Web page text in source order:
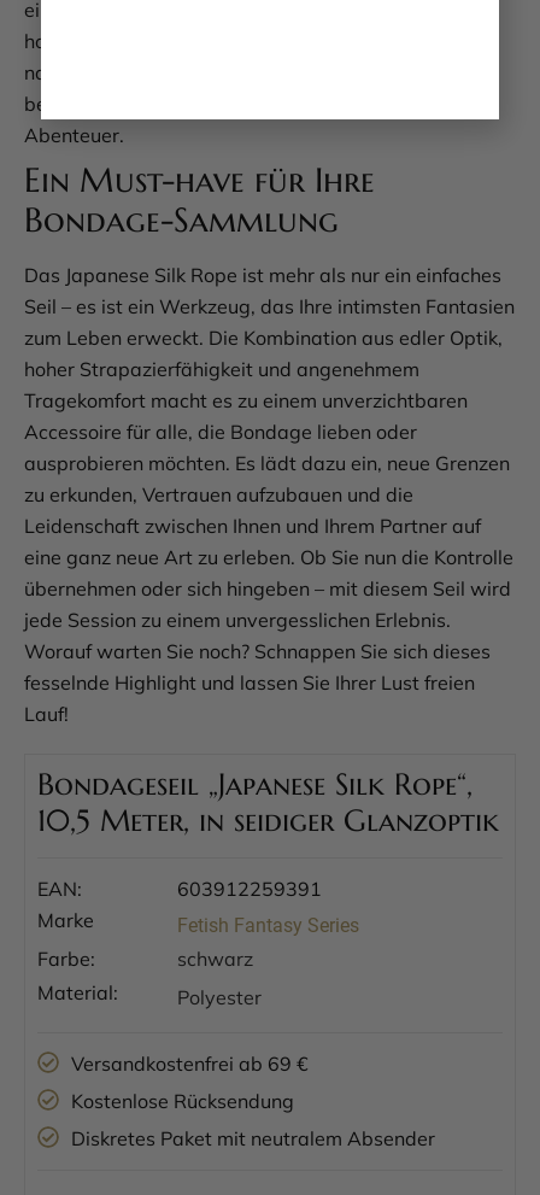
einsatzbereit für die nächste heiße Runde. Die
hochwertige Verarbeitung sorgt dafür, dass es auch
nach häufigem Gebrauch seine Form und Qualität
behält – ein treuer Begleiter für Ihre erotischen
Abenteuer.
Ein Must-have für Ihre
Bondage-Sammlung
Das Japanese Silk Rope ist mehr als nur ein einfaches
Seil – es ist ein Werkzeug, das Ihre intimsten Fantasien
zum Leben erweckt. Die Kombination aus edler Optik,
hoher Strapazierfähigkeit und angenehmem
Tragekomfort macht es zu einem unverzichtbaren
Accessoire für alle, die Bondage lieben oder
ausprobieren möchten. Es lädt dazu ein, neue Grenzen
zu erkunden, Vertrauen aufzubauen und die
Leidenschaft zwischen Ihnen und Ihrem Partner auf
eine ganz neue Art zu erleben. Ob Sie nun die Kontrolle
übernehmen oder sich hingeben – mit diesem Seil wird
jede Session zu einem unvergesslichen Erlebnis.
Worauf warten Sie noch? Schnappen Sie sich dieses
fesselnde Highlight und lassen Sie Ihrer Lust freien
Lauf!
Bondageseil „Japanese Silk Rope“,
10,5 Meter, in seidiger Glanzoptik
EAN:
603912259391
Marke
Fetish Fantasy Series
Farbe:
schwarz
Material:
Polyester
Versandkostenfrei ab 69 €
Kostenlose Rücksendung
Diskretes Paket mit neutralem Absender